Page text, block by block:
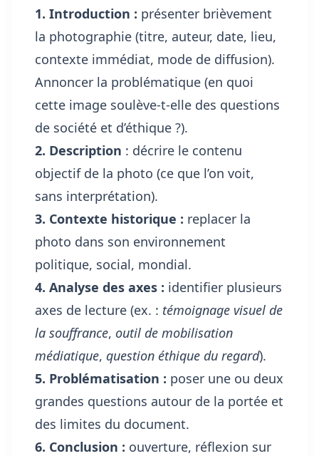
1. Introduction : présenter brièvement
la photographie (titre, auteur, date, lieu,
contexte immédiat, mode de diffusion).
Annoncer la problématique (en quoi
cette image soulève-t-elle des questions
de société et d’éthique ?).
2. Description : décrire le contenu
objectif de la photo (ce que l’on voit,
sans interprétation).
3. Contexte historique : replacer la
photo dans son environnement
politique, social, mondial.
4. Analyse des axes : identifier plusieurs
axes de lecture (ex. : témoignage visuel de
la souffrance, outil de mobilisation
médiatique, question éthique du regard).
5. Problématisation : poser une ou deux
grandes questions autour de la portée et
des limites du document.
6. Conclusion : ouverture, réflexion sur